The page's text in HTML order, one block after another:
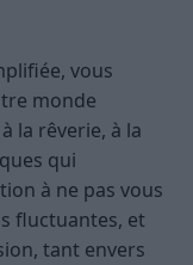
vous
monde
la rêverie, à la
qui
à ne pas vous
fluctuantes, et
tant envers